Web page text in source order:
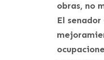
obras, no
El